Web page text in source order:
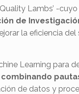
Lambs’ -
de
la eficiencia
Learning para
combinando
de datos y